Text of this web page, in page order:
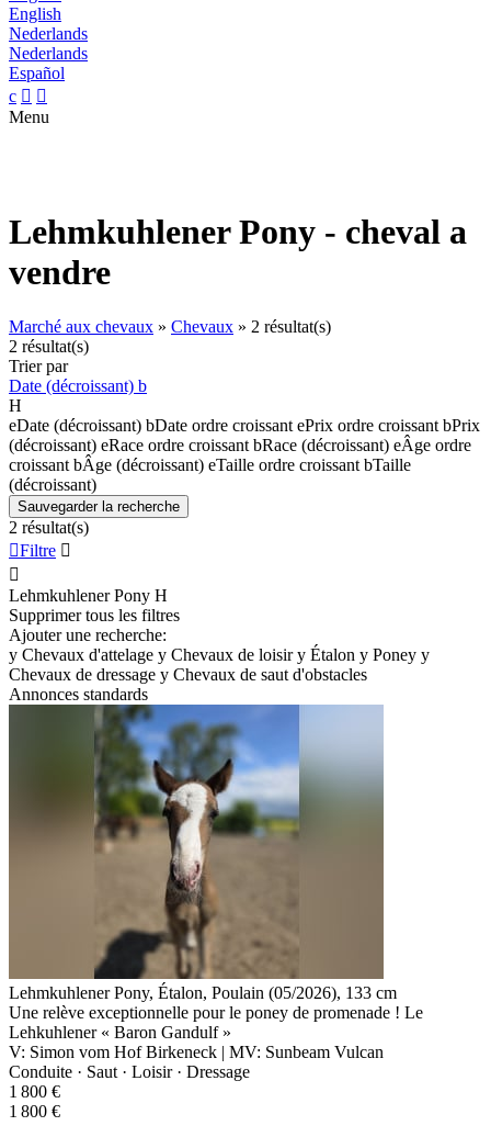
English
Nederlands
Nederlands
Español
c  
Menu
Lehmkuhlener Pony - cheval a
vendre
Marché aux chevaux » Chevaux » 2 résultat(s)
2 résultat(s)
Trier par
Date (décroissant) b
H
eDate (décroissant) bDate ordre croissant ePrix ordre croissant bPrix
(décroissant) eRace ordre croissant bRace (décroissant) eÂge ordre
croissant bÂge (décroissant) eTaille ordre croissant bTaille
(décroissant)
Sauvegarder la recherche
2 résultat(s)
Filtre 

Lehmkuhlener Pony H
Supprimer tous les filtres
Ajouter une recherche:
y Chevaux d'attelage y Chevaux de loisir y Étalon y Poney y
Chevaux de dressage y Chevaux de saut d'obstacles
Annonces standards
Lehmkuhlener Pony, Étalon, Poulain (05/2026), 133 cm
Une relève exceptionnelle pour le poney de promenade ! Le
Lehkuhlener « Baron Gandulf »
V: Simon vom Hof Birkeneck | MV: Sunbeam Vulcan
Conduite · Saut · Loisir · Dressage
1 800 €
1 800 €